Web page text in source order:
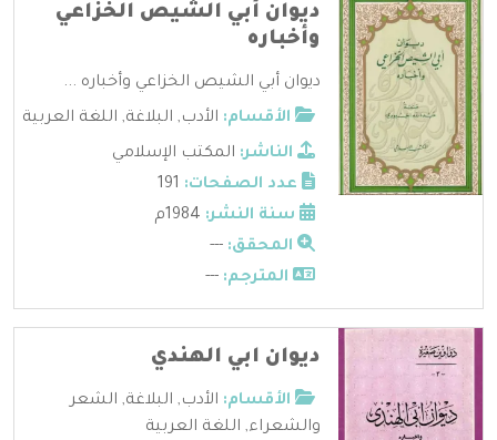
ديوان أبي الشيص الخزاعي
وأخباره
ديوان أبي الشيص الخزاعي وأخباره ...
الأقسام: الأدب, البلاغة, اللغة العربية
الناشر: المكتب الإسلامي
عدد الصفحات:
سنة النشر:
المحقق: ---
المترجم: ---
ديوان ابي الهندي
الأقسام: الأدب, البلاغة, الشعر
والشعراء, اللغة العربية